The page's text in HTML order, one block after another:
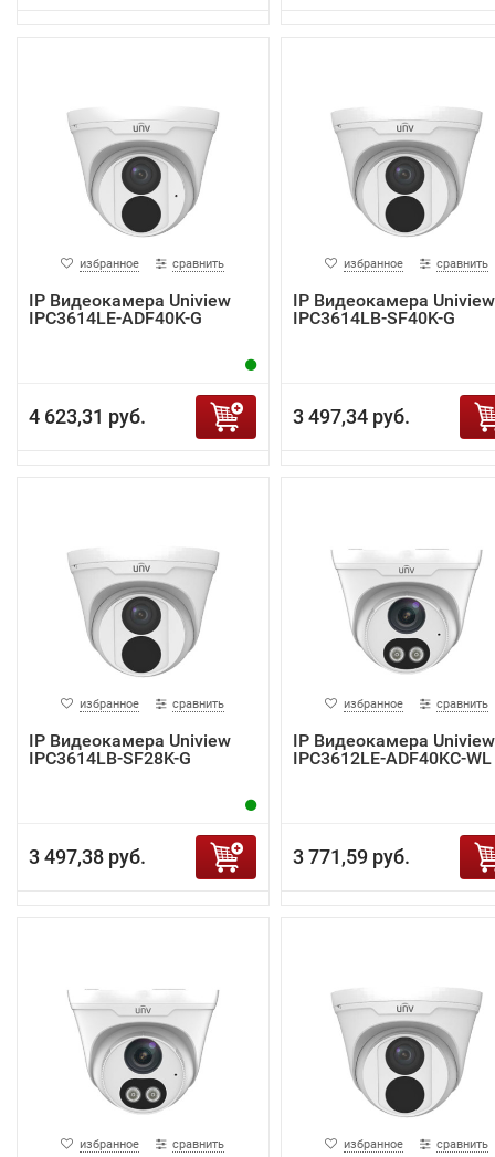
избранное сравнить
IP Видеокамера Uniview
IPC3614LE-ADF40K-G
4 623,31 руб.
избранное сравнить
IP Видеокамера Uniview
IPC3614LB-SF40K-G
3 497,34 руб.
избранное сравнить
IP Видеокамера Uniview
IPC3614LB-SF28K-G
3 497,38 руб.
избранное сравнить
IP Видеокамера Uniview
IPC3612LE-ADF40KC-WL
3 771,59 руб.
избранное сравнить избранное сравнить